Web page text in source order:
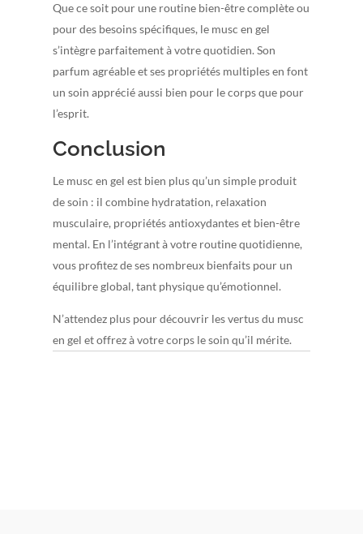
Que ce soit pour une routine bien-être complète ou
pour des besoins spécifiques, le musc en gel
s’intègre parfaitement à votre quotidien. Son
parfum agréable et ses propriétés multiples en font
un soin apprécié aussi bien pour le corps que pour
l’esprit.
Conclusion
Le musc en gel est bien plus qu’un simple produit
de soin : il combine hydratation, relaxation
musculaire, propriétés antioxydantes et bien-être
mental. En l’intégrant à votre routine quotidienne,
vous profitez de ses nombreux bienfaits pour un
équilibre global, tant physique qu’émotionnel.
N’attendez plus pour découvrir les vertus du musc
en gel et offrez à votre corps le soin qu’il mérite.